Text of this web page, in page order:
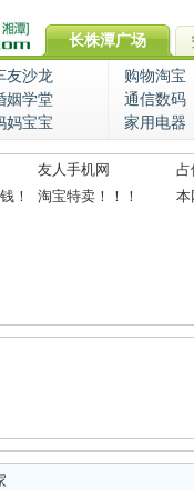
长株潭广场
友沙龙
购物淘宝
姻学堂
通信数码
妈宝宝 家用电器
友人手机网
占
！
淘宝特卖！！！ 本